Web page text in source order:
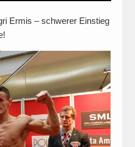
Ermis – schwerer Einstieg